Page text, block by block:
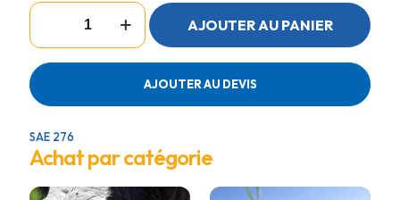
quantité
ALIMENT
CROISSANCE
AJOUTER AU PANIER
AJOUTER AU DEVIS
SAE 276
Achat par catégorie